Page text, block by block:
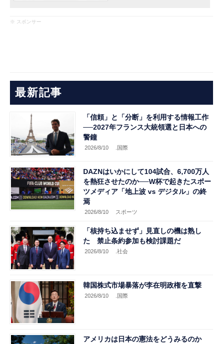
※ スポンサー
最新記事
「信頼」と「分断」を利用する情報工作
──2027年フランス大統領選と日本への
警鐘
2026/8/10 .国際
DAZNはいかにして104試合、6,700万人
を熱狂させたのか──W杯で起きたスポー
ツメディア「地上波 vs デジタル」の終
焉
2026/8/10 スポーツ
「核持ち込ませず」見直しの機は熟し
た 禁止条約参加も検討課題だ
2026/8/10 .社会
韓国株式市場暴落が李在明政権を直撃
2026/8/10 .国際
アメリカは日本の憲法をどうみるのか